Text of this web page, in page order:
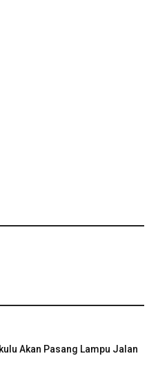
Akan Pasang Lampu Jalan